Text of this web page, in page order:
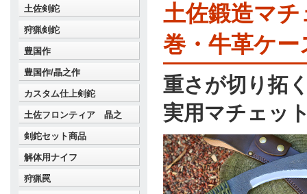
土佐鍛造マ
巻・牛革ケー
重さが切り拓
実用マチェッ
土佐剣鉈
狩猟剣鉈
豊国作
豊国作/晶之作
カスタム仕上剣鉈
土佐フロンティア 晶之
剣鉈セット商品
解体用ナイフ
狩猟罠